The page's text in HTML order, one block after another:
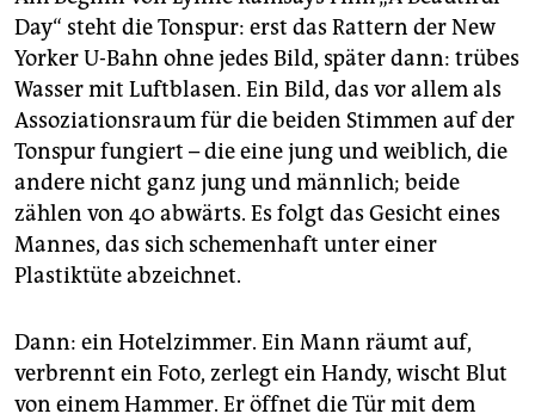
unterstützen
abo
genossenschaft
epaper login
Day“ steht die Tonspur: erst das Rattern der New
Yorker U-Bahn ohne jedes Bild, später dann: trübes
Wasser mit Luftblasen. Ein Bild, das vor allem als
Assoziationsraum für die beiden Stimmen auf der
Tonspur fungiert – die eine jung und weiblich, die
andere nicht ganz jung und männlich; beide
zählen von 40 abwärts. Es folgt das Gesicht eines
Mannes, das sich schemenhaft unter einer
Plastiktüte abzeichnet.
Dann: ein Hotelzimmer. Ein Mann räumt auf,
verbrennt ein Foto, zerlegt ein Handy, wischt Blut
von einem Hammer. Er öffnet die Tür mit dem